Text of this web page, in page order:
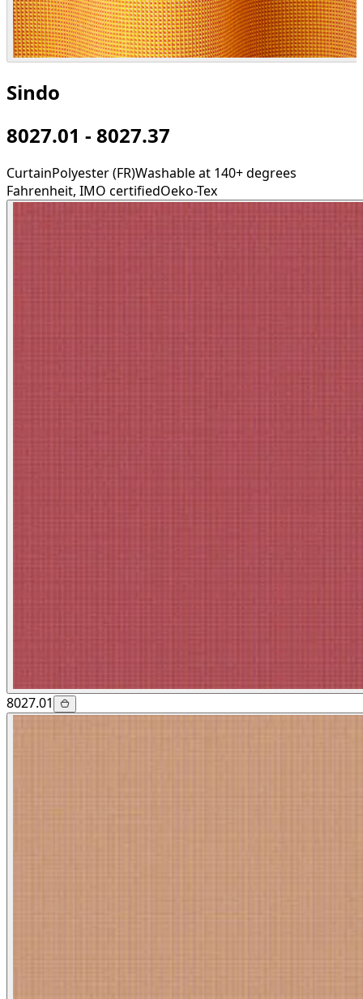
Sindo
8027.01 - 8027.37
CurtainPolyester (FR)Washable at 140+ degrees
Fahrenheit, IMO certifiedOeko-Tex
8027.01